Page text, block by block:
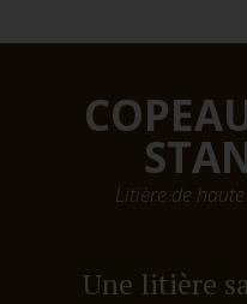
Litière de
Une litière